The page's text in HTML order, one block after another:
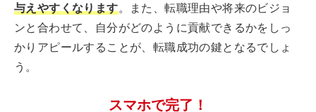
与えやすくなります。また、転職理由や将来のビジョ
ンと合わせて、自分がどのように貢献できるかをしっ
かりアピールすることが、転職成功の鍵となるでしょ
う。
スマホで完了！